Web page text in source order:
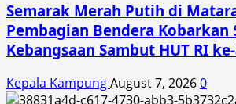
Semarak Merah Putih di
Pembagian Bendera Kobarkan
Kebangsaan Sambut HUT RI
Kepala KampungAugust 7, 20260